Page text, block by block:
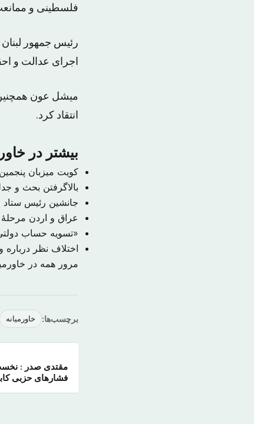
فلسطینی و
رئیس جمهور
اجرای عدالت و
میشل عون همچنین
انتقاد کرد.
بیشتر در
کویت میزبان
بالاگرفتن بحث و
جانشین رئیس
عراق و اردن مرحلهٔ
«تسویه حساب
اختلاف نظر
مرور همه در
برچسب‌ها: خاورمیانه
مقتدی صدر : نخست
فشارهای حزبی